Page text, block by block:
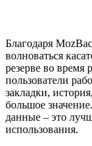
Благодаря
волноваться
резерве во время
пользователи
закладки,
большое
данные – это
использования.